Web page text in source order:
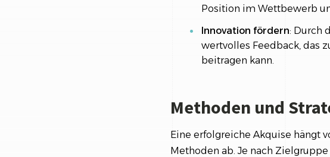
Position im Wettbewerb
Innovation fördern: Durch
wertvolles Feedback, das
beitragen kann.
Methoden und
Eine erfolgreiche Akquise hängt
Methoden ab. Je nach